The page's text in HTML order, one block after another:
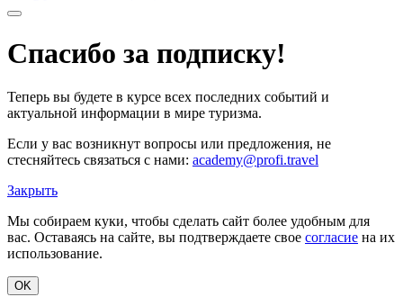
Спасибо за подписку!
Теперь вы будете в курсе всех последних событий и
актуальной информации в мире туризма.
Если у вас возникнут вопросы или предложения, не
стесняйтесь связаться с нами: academy@profi.travel
Закрыть
Мы собираем куки, чтобы сделать сайт более удобным для
вас. Оставаясь на сайте, вы подтверждаете свое согласие на их
использование.
OK